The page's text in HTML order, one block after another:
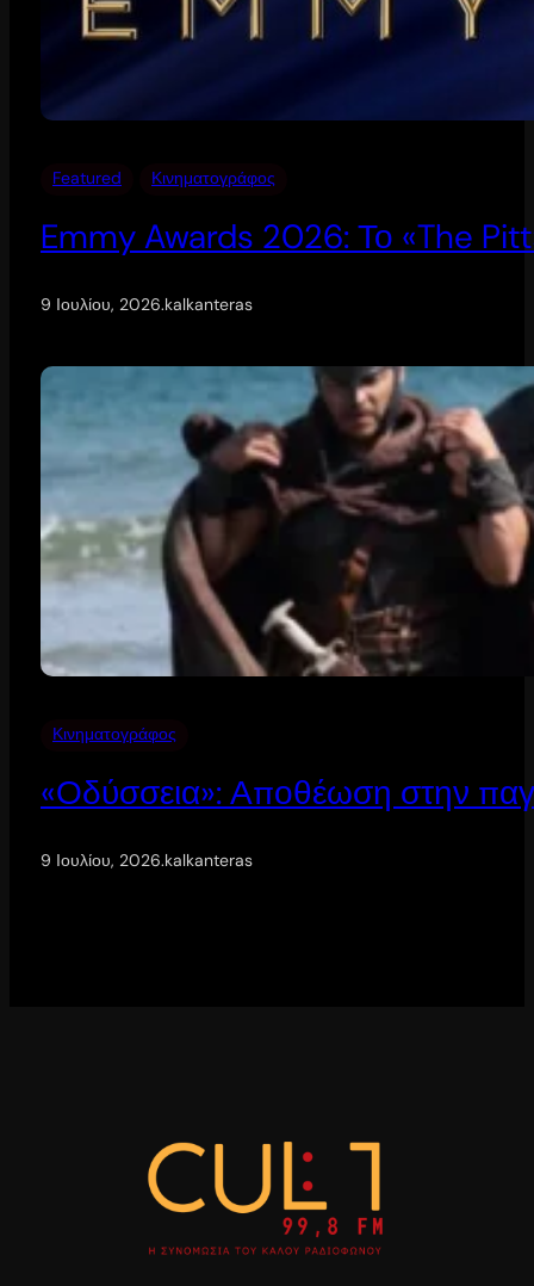
Featured Κινηματογράφος
Emmy Awards 2026: Το «The
9 Ιουλίου, 2026.kalkanteras
Κινηματογράφος
«Οδύσσεια»: Αποθέωση στην
9 Ιουλίου, 2026.kalkanteras